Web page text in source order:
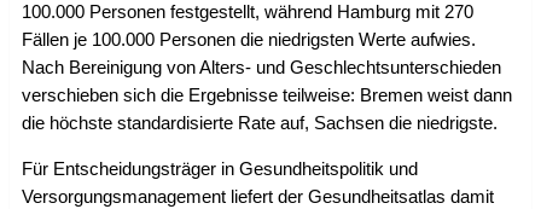
100.000 Personen festgestellt, während Hamburg mit 270
Fällen je 100.000 Personen die niedrigsten Werte aufwies.
Nach Bereinigung von Alters- und Geschlechtsunterschieden
verschieben sich die Ergebnisse teilweise: Bremen weist dann
die höchste standardisierte Rate auf, Sachsen die niedrigste.
Für Entscheidungsträger in Gesundheitspolitik und
Versorgungsmanagement liefert der Gesundheitsatlas damit